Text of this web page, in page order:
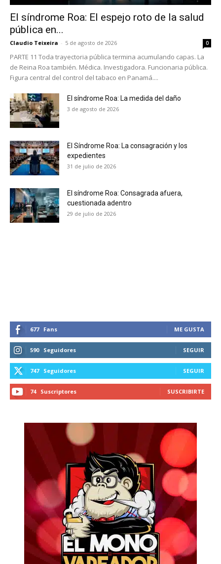
No te pierdas de las
últimas noticias
Suscríbete a nuestro boletín diario y
recibe todas las noticias del vapeo y la
reducción de daños en tu correo
electrónico.
El síndrome Roa: El espejo roto de la salud
pública en...
Claudio Teixeira - 5 de agosto de 2026 0
PARTE 11 Toda trayectoria pública termina acumulando capas. La
de Reina Roa también. Médica. Investigadora. Funcionaria pública.
Figura central del control del tabaco en Panamá....
El síndrome Roa: La medida del daño
3 de agosto de 2026
El Síndrome Roa: La consagración y los
expedientes
31 de julio de 2026
El síndrome Roa: Consagrada afuera,
cuestionada adentro
29 de julio de 2026
677 Fans ME GUSTA
590 Seguidores SEGUIR
747 Seguidores SEGUIR
74 Suscriptores SUSCRIBIRTE